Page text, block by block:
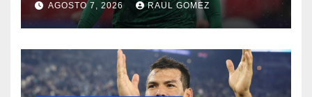
AGOSTO 7, 2026 RAUL GOMEZ